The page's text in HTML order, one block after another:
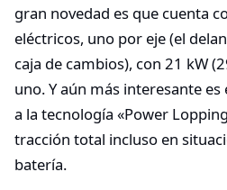
gran novedad es que cuenta
eléctricos, uno por eje (el
caja de cambios), con 21 kW
uno. Y aún más interesante
a la tecnología «Power
tracción total incluso en
batería.